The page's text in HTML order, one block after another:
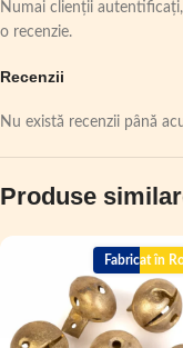
Recenzii
Nu există recenzii până
Numai clienții
o recenzie.
Produse
Fabricat în